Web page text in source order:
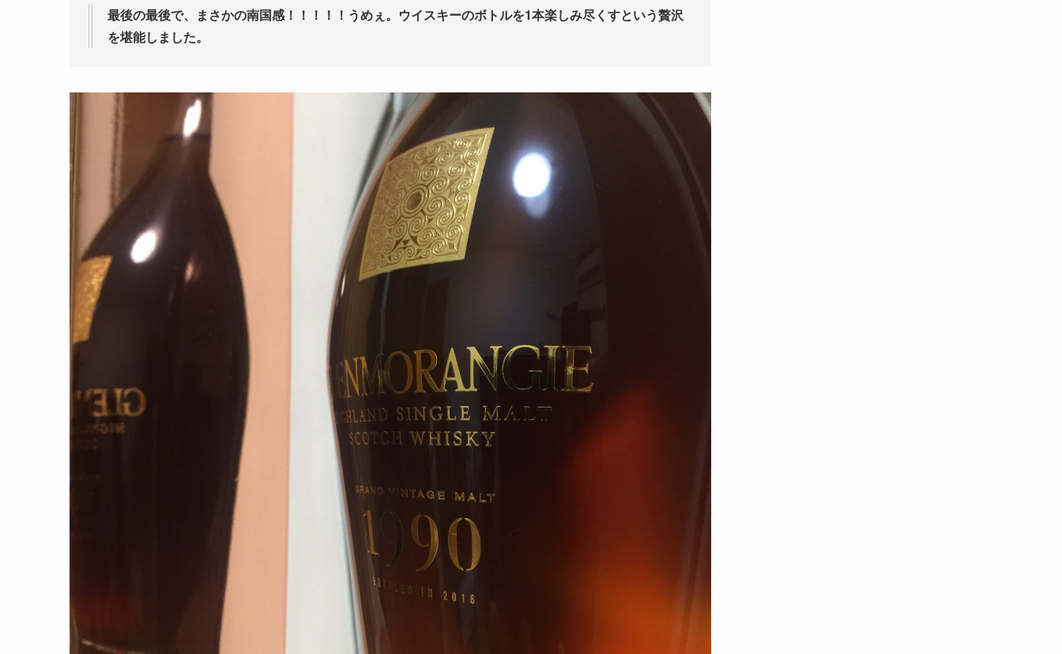
最後の最後で、まさかの南国感！！！！！うめぇ。ウイスキーのボトルを1本楽しみ尽くすという贅沢
を堪能しました。